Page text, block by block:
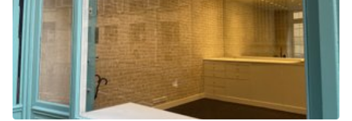
Elettricità
Esposizione di Automobili
Giardino
Illuminazione